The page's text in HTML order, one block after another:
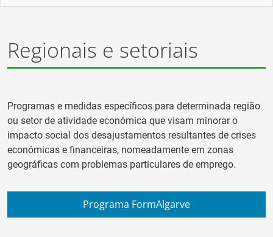
Regionais e setoriais
Programas e medidas específicos para determinada região
ou setor de atividade económica que visam minorar o
impacto social dos desajustamentos resultantes de crises
económicas e financeiras, nomeadamente em zonas
geográficas com problemas particulares de emprego.
Programa FormAlgarve